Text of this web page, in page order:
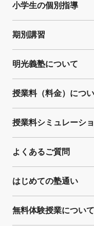
小学生の個別指導
期別講習
明光義塾について
授業料（料金）につ
授業料シミュレーシ
よくあるご質問
はじめての塾通い
無料体験授業について